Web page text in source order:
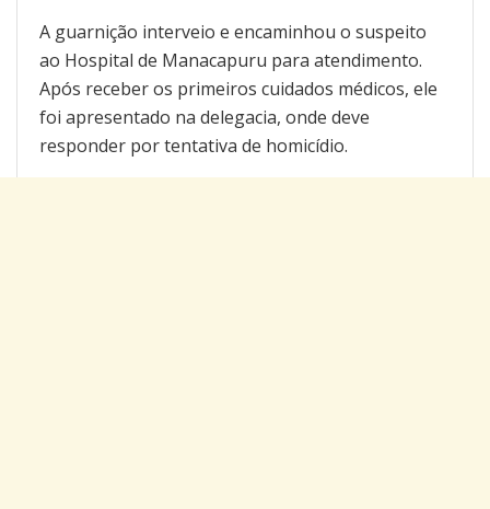
A guarnição interveio e encaminhou o suspeito
ao Hospital de Manacapuru para atendimento.
Após receber os primeiros cuidados médicos, ele
foi apresentado na delegacia, onde deve
responder por tentativa de homicídio.